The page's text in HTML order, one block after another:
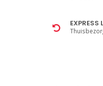
EXPRESS